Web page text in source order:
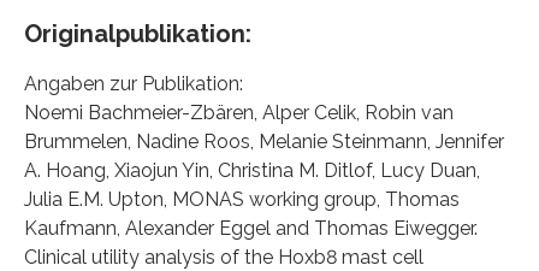
Originalpublikation:
Angaben zur Publikation:
Noemi Bachmeier-Zbären, Alper Celik, Robin van
Brummelen, Nadine Roos, Melanie Steinmann, Jennifer
A. Hoang, Xiaojun Yin, Christina M. Ditlof, Lucy Duan,
Julia E.M. Upton, MONAS working group, Thomas
Kaufmann, Alexander Eggel and Thomas Eiwegger.
Clinical utility analysis of the Hoxb8 mast cell